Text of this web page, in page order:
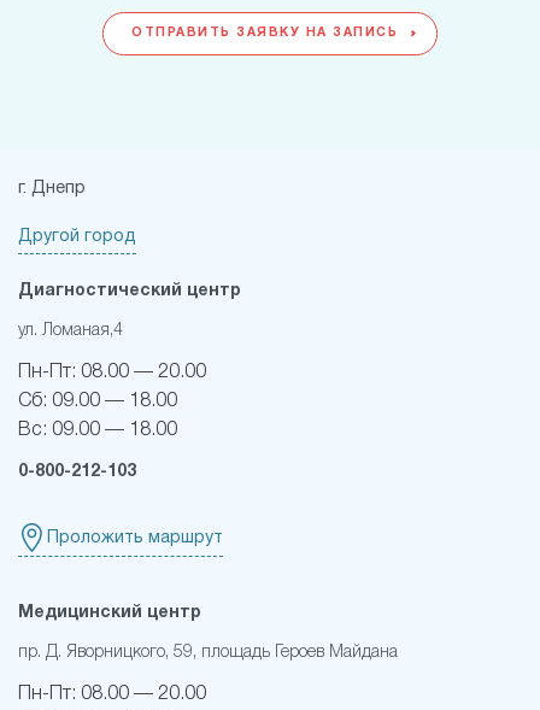
ОТПРАВИТЬ ЗАЯВКУ НА ЗАПИСЬ
г. Днепр
Другой город
Диагностический центр
ул. Ломаная,4
Пн-Пт: 08.00 — 20.00
Сб: 09.00 — 18.00
Вс: 09.00 — 18.00
0-800-212-103
Проложить маршрут
Медицинский центр
пр. Д. Яворницкого, 59, площадь Героев Майдана
Пн-Пт: 08.00 — 20.00